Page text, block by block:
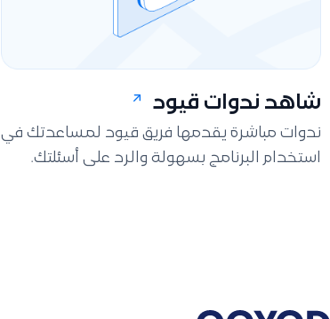
شاهد ندوات قيود
ندوات مباشرة يقدمها فريق قيود لمساعدتك في
استخدام البرنامج بسهولة والرد على أسئلتك.